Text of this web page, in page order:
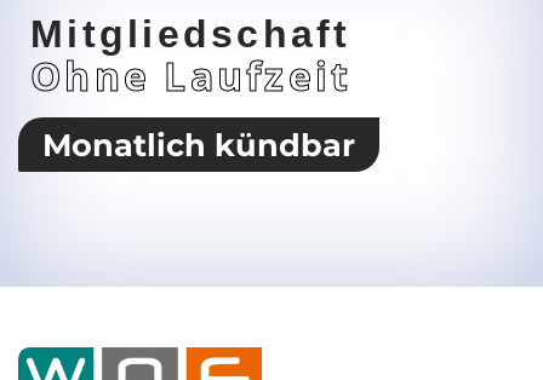
Mitgliedschaft
Ohne Laufzeit
Monatlich kündbar